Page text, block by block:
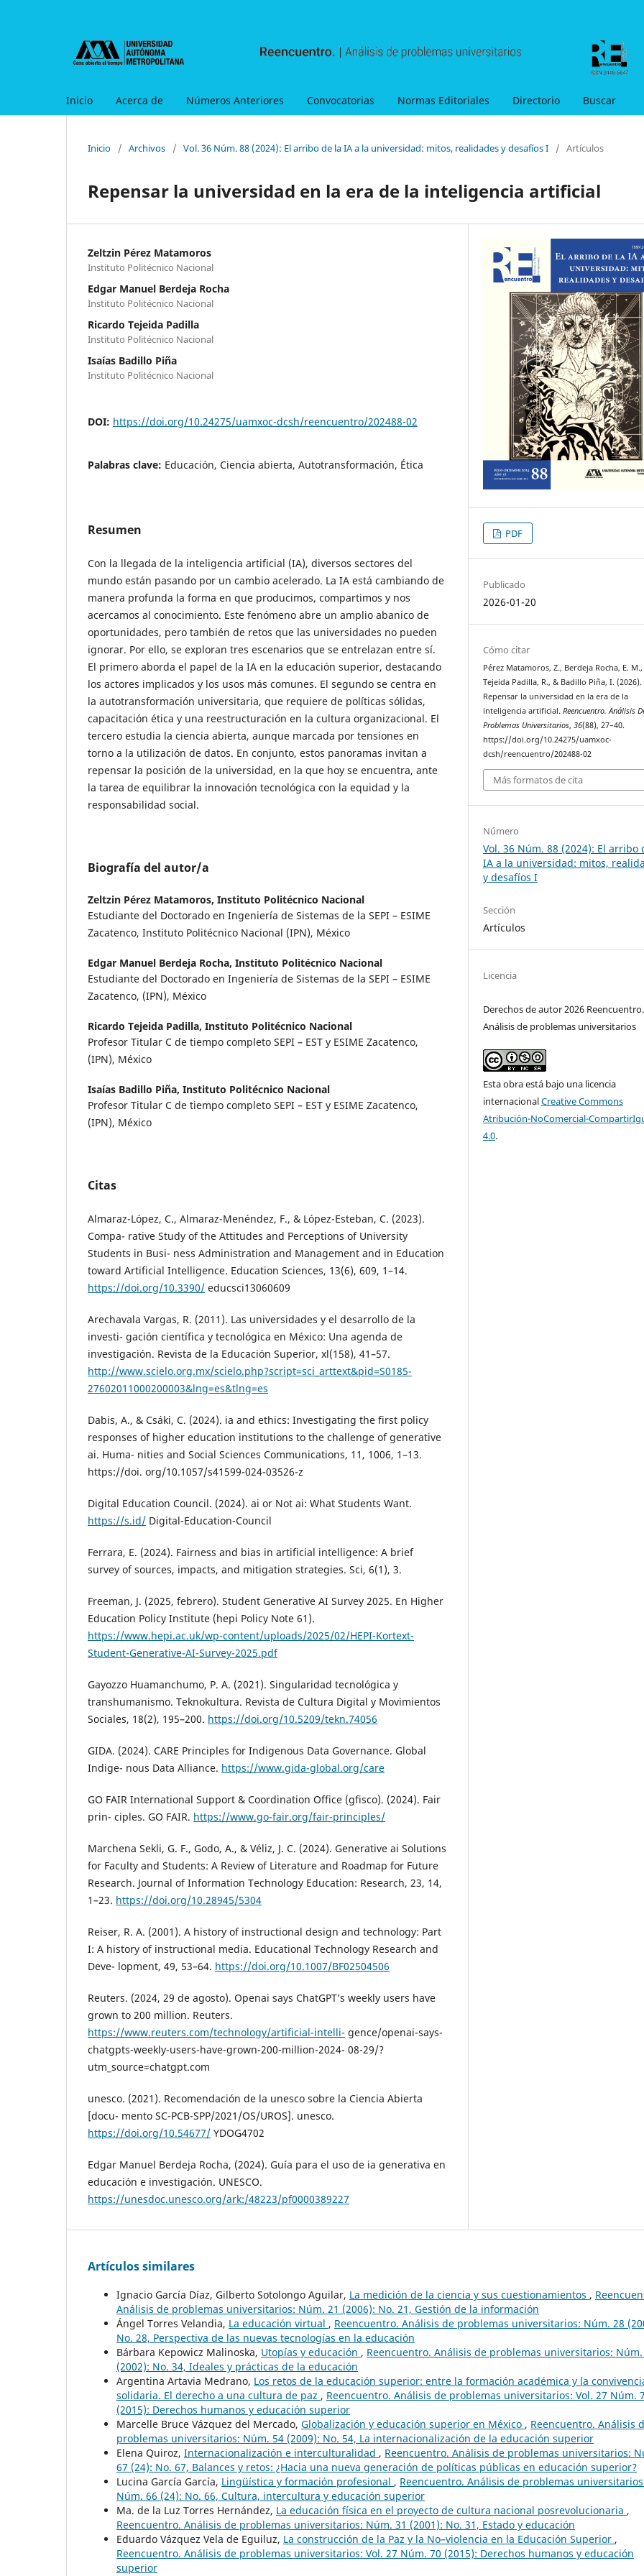
Inicio Acerca de Números Anteriores Convocatorias Normas Editoriales Directorio Buscar
Inicio / Archivos / Vol. 36 Núm. 88 (2024): El arribo de la IA a la universidad: mitos, realidades y desafíos I / Artículos
Repensar la universidad en la era de la inteligencia artificial
Zeltzin Pérez Matamoros
Instituto Politécnico Nacional
Edgar Manuel Berdeja Rocha
Instituto Politécnico Nacional
Ricardo Tejeida Padilla
Instituto Politécnico Nacional
Isaías Badillo Piña
Instituto Politécnico Nacional
DOI: https://doi.org/10.24275/uamxoc-dcsh/reencuentro/202488-02
Palabras clave: Educación, Ciencia abierta, Autotransformación, Ética
Resumen
Con la llegada de la inteligencia artificial (IA), diversos sectores del
mundo están pasando por un cambio acelerado. La IA está cambiando de
manera profunda la forma en que producimos, compartimos y nos
acercamos al conocimiento. Este fenómeno abre un amplio abanico de
oportunidades, pero también de retos que las universidades no pueden
ignorar. Por ello, se exploran tres escenarios que se entrelazan entre sí.
El primero aborda el papel de la IA en la educación superior, destacando
los actores implicados y los usos más comunes. El segundo se centra en
la autotransformación universitaria, que requiere de políticas sólidas,
capacitación ética y una reestructuración en la cultura organizacional. El
tercero estudia la ciencia abierta, aunque marcada por tensiones en
torno a la utilización de datos. En conjunto, estos panoramas invitan a
repensar la posición de la universidad, en la que hoy se encuentra, ante
la tarea de equilibrar la innovación tecnológica con la equidad y la
responsabilidad social.
Biografía del autor/a
Zeltzin Pérez Matamoros, Instituto Politécnico Nacional
Estudiante del Doctorado en Ingeniería de Sistemas de la SEPI – ESIME
Zacatenco, Instituto Politécnico Nacional (IPN), México
Edgar Manuel Berdeja Rocha, Instituto Politécnico Nacional
Estudiante del Doctorado en Ingeniería de Sistemas de la SEPI – ESIME
Zacatenco, (IPN), México
Ricardo Tejeida Padilla, Instituto Politécnico Nacional
Profesor Titular C de tiempo completo SEPI – EST y ESIME Zacatenco,
(IPN), México
Isaías Badillo Piña, Instituto Politécnico Nacional
Profesor Titular C de tiempo completo SEPI – EST y ESIME Zacatenco,
(IPN), México
Citas
Almaraz-López, C., Almaraz-Menéndez, F., & López-Esteban, C. (2023).
Compa- rative Study of the Attitudes and Perceptions of University
Students in Busi- ness Administration and Management and in Education
toward Artificial Intelligence. Education Sciences, 13(6), 609, 1–14.
https://doi.org/10.3390/ educsci13060609
Arechavala Vargas, R. (2011). Las universidades y el desarrollo de la
investi- gación científica y tecnológica en México: Una agenda de
investigación. Revista de la Educación Superior, xl(158), 41–57.
http://www.scielo.org.mx/scielo.php?script=sci_arttext&pid=S0185-
27602011000200003&lng=es&tlng=es
Dabis, A., & Csáki, C. (2024). ia and ethics: Investigating the first policy
responses of higher education institutions to the challenge of generative
ai. Huma- nities and Social Sciences Communications, 11, 1006, 1–13.
https://doi. org/10.1057/s41599-024-03526-z
Digital Education Council. (2024). ai or Not ai: What Students Want.
https://s.id/ Digital-Education-Council
Ferrara, E. (2024). Fairness and bias in artificial intelligence: A brief
survey of sources, impacts, and mitigation strategies. Sci, 6(1), 3.
Freeman, J. (2025, febrero). Student Generative AI Survey 2025. En Higher
Education Policy Institute (hepi Policy Note 61).
https://www.hepi.ac.uk/wp-content/uploads/2025/02/HEPI-Kortext-
Student-Generative-AI-Survey-2025.pdf
Gayozzo Huamanchumo, P. A. (2021). Singularidad tecnológica y
transhumanismo. Teknokultura. Revista de Cultura Digital y Movimientos
Sociales, 18(2), 195–200. https://doi.org/10.5209/tekn.74056
GIDA. (2024). CARE Principles for Indigenous Data Governance. Global
Indige- nous Data Alliance. https://www.gida-global.org/care
GO FAIR International Support & Coordination Office (gfisco). (2024). Fair
prin- ciples. GO FAIR. https://www.go-fair.org/fair-principles/
Marchena Sekli, G. F., Godo, A., & Véliz, J. C. (2024). Generative ai Solutions
for Faculty and Students: A Review of Literature and Roadmap for Future
Research. Journal of Information Technology Education: Research, 23, 14,
1–23. https://doi.org/10.28945/5304
Reiser, R. A. (2001). A history of instructional design and technology: Part
I: A history of instructional media. Educational Technology Research and
Deve- lopment, 49, 53–64. https://doi.org/10.1007/BF02504506
Reuters. (2024, 29 de agosto). Openai says ChatGPT’s weekly users have
grown to 200 million. Reuters.
https://www.reuters.com/technology/artificial-intelli- gence/openai-says-
chatgpts-weekly-users-have-grown-200-million-2024- 08-29/?
utm_source=chatgpt.com
unesco. (2021). Recomendación de la unesco sobre la Ciencia Abierta
[docu- mento SC-PCB-SPP/2021/OS/UROS]. unesco.
https://doi.org/10.54677/ YDOG4702
Edgar Manuel Berdeja Rocha, (2024). Guía para el uso de ia generativa en
educación e investigación. UNESCO.
https://unesdoc.unesco.org/ark:/48223/pf0000389227
PDF
Publicado
2026-01-20
Cómo citar
Pérez Matamoros, Z., Berdeja Rocha, E. M.,
Tejeida Padilla, R., & Badillo Piña, I. (2026).
Repensar la universidad en la era de la
inteligencia artificial.Reencuentro. Análisis
Problemas Universitarios,36(88), 27–40.
https://doi.org/10.24275/uamxoc-
dcsh/reencuentro/202488-02
Más formatos de cita
Número
Vol. 36 Núm. 88 (2024): El arribo
IA a la universidad: mitos,
y desafíos I
Sección
Artículos
Licencia
Derechos de autor 2026 Reencuentro.
Análisis de problemas universitarios
Esta obra está bajo una licencia
internacionalCreative Commons
Atribución-NoComercial-
4.0.
Artículos similares
Ignacio García Díaz, Gilberto Sotolongo Aguilar, La medición de la ciencia y sus cuestionamientos ,
Análisis de problemas universitarios: Núm. 21 (2006): No. 21, Gestión de la información
Ángel Torres Velandia, La educación virtual , Reencuentro. Análisis de problemas universitarios: Núm. 28
No. 28, Perspectiva de las nuevas tecnologías en la educación
Bárbara Kepowicz Malinoska, Utopías y educación , Reencuentro. Análisis de problemas universitarios:
(2002): No. 34, Ideales y prácticas de la educación
Argentina Artavia Medrano, Los retos de la educación superior: entre la formación académica y la
solidaria. El derecho a una cultura de paz , Reencuentro. Análisis de problemas universitarios: Vol. 27 Núm.
(2015): Derechos humanos y educación superior
Marcelle Bruce Vázquez del Mercado, Globalización y educación superior en México , Reencuentro. Análisis
problemas universitarios: Núm. 54 (2009): No. 54, La internacionalización de la educación superior
Elena Quiroz, Internacionalización e interculturalidad , Reencuentro. Análisis de problemas universitarios:
67 (24): No. 67, Balances y retos: ¿Hacia una nueva generación de políticas públicas en educación superior?
Lucina García García, Lingüística y formación profesional , Reencuentro. Análisis de problemas
Núm. 66 (24): No. 66, Cultura, intercultura y educación superior
Ma. de la Luz Torres Hernández, La educación física en el proyecto de cultura nacional posrevolucionaria ,
Reencuentro. Análisis de problemas universitarios: Núm. 31 (2001): No. 31, Estado y educación
Eduardo Vázquez Vela de Eguiluz, La construcción de la Paz y la No–violencia en la Educación Superior ,
Reencuentro. Análisis de problemas universitarios: Vol. 27 Núm. 70 (2015): Derechos humanos y educación
superior